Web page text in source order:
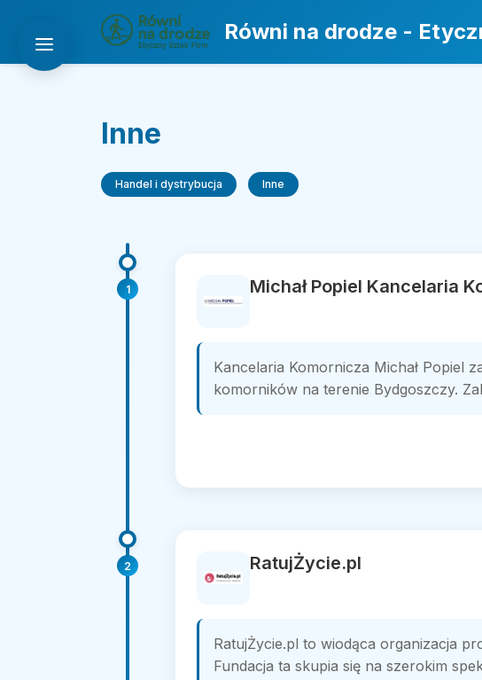
Równi na drodze -
Inne
Handel i dystrybucja Inne
1 Michał Popiel Kancelaria
Kancelaria Komornicza Michał Popiel
komorników na terenie Bydgoszczy.
2 RatujŻycie.pl
RatujŻycie.pl to wiodąca organizacja
Fundacja ta skupia się na szerokim